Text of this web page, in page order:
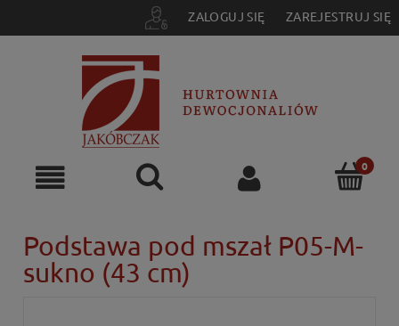
ZALOGUJ SIĘ ZAREJESTRUJ SIĘ
Podstawa pod mszał P05-M-
sukno (43 cm)